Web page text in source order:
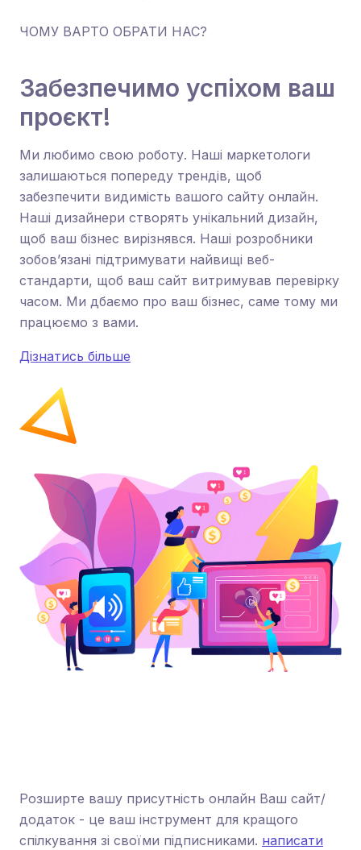
ЧОМУ ВАРТО ОБРАТИ НАС?
Забезпечимо успіхом ваш
проєкт!
Ми любимо свою роботу. Наші маркетологи
залишаються попереду трендів, щоб
забезпечити видимість вашого сайту онлайн.
Наші дизайнери створять унікальний дизайн,
щоб ваш бізнес вирізнявся. Наші розробники
зобов’язані підтримувати найвищі веб-
стандарти, щоб ваш сайт витримував перевірку
часом. Ми дбаємо про ваш бізнес, саме тому ми
працюємо з вами.
Дізнатись більше
Розширте вашу присутність онлайн Ваш сайт/
додаток - це ваш інструмент для кращого
спілкування зі своїми підписниками. написати